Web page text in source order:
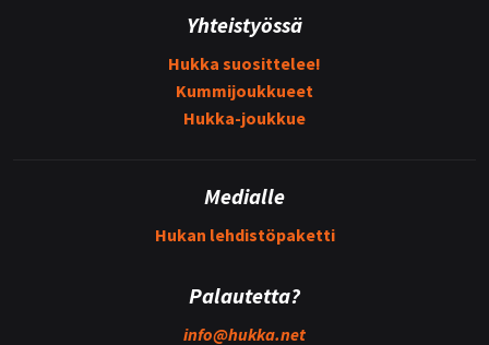
Yhteistyössä
Hukka suosittelee!
Kummijoukkueet
Hukka-joukkue
Medialle
Hukan lehdistöpaketti
Palautetta?
info@hukka.net